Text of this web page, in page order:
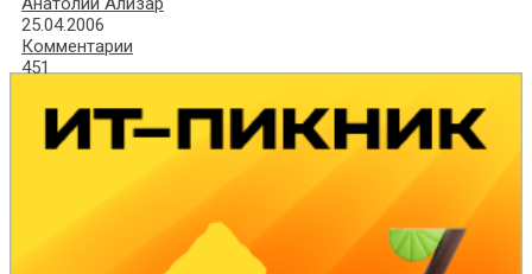
25.04.2006
Комментарии
451